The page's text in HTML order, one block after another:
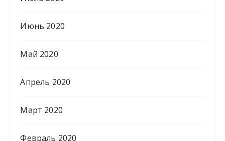
Июнь 2020
Май 2020
Апрель 2020
Март 2020
Февраль 2020